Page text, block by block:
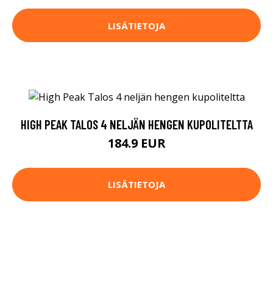
LISÄTIETOJA
HIGH PEAK TALOS 4 NELJÄN HENGEN KUPOLITELTTA
184.9 EUR
LISÄTIETOJA